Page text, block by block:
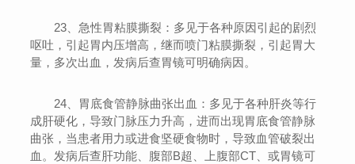
23、急性胃粘膜撕裂：多见于各种原因引起的剧烈
呕吐，引起胃内压增高，继而喷门粘膜撕裂，引起胃大
量，多次出血，发病后查胃镜可明确病因。
24、胃底食管静脉曲张出血：多见于各种肝炎等行
成肝硬化，导致门脉压力升高，进而出现胃底食管静脉
曲张，当患者用力或进食坚硬食物时，导致血管破裂出
血。发病后查肝功能、腹部B超、上腹部CT、或胃镜可